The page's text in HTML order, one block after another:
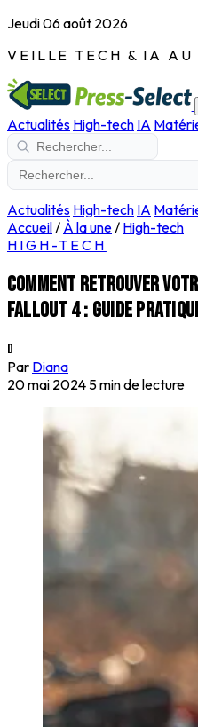
Jeudi 06 août 2026
VEILLE TECH & IA AU
Actualités High-tech IA
Actualités High-tech IA
Accueil/ À la une/ High-tech
HIGH-TECH
Comment retrouver
Fallout 4 : Guide
D
Par Diana
20 mai 2024 5 min de lecture